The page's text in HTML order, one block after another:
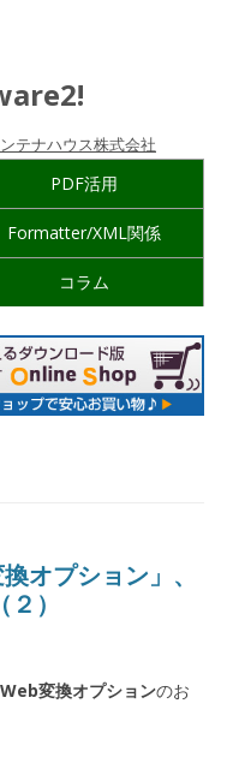
テナハウス株式会社
PDF活用
Formatter/XML関係
コラム
オプション」、
）
変換オプションのお